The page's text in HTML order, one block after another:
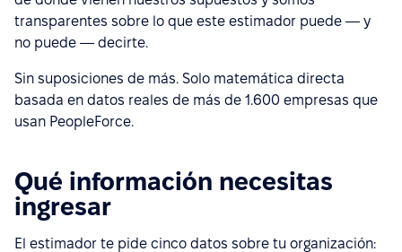
transparentes sobre lo que este estimador puede — y
no puede — decirte.
Sin suposiciones de más. Solo matemática directa
basada en datos reales de más de 1.600 empresas que
usan PeopleForce.
Qué información necesitas
ingresar
El estimador te pide cinco datos sobre tu organización: